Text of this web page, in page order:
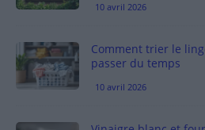
10 avril 2026
Comment trier le
passer du temps
10 avril 2026